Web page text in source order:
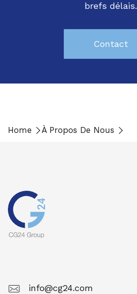
brefs délais.
Contact
Home À Propos De Nous
info@cg24.com